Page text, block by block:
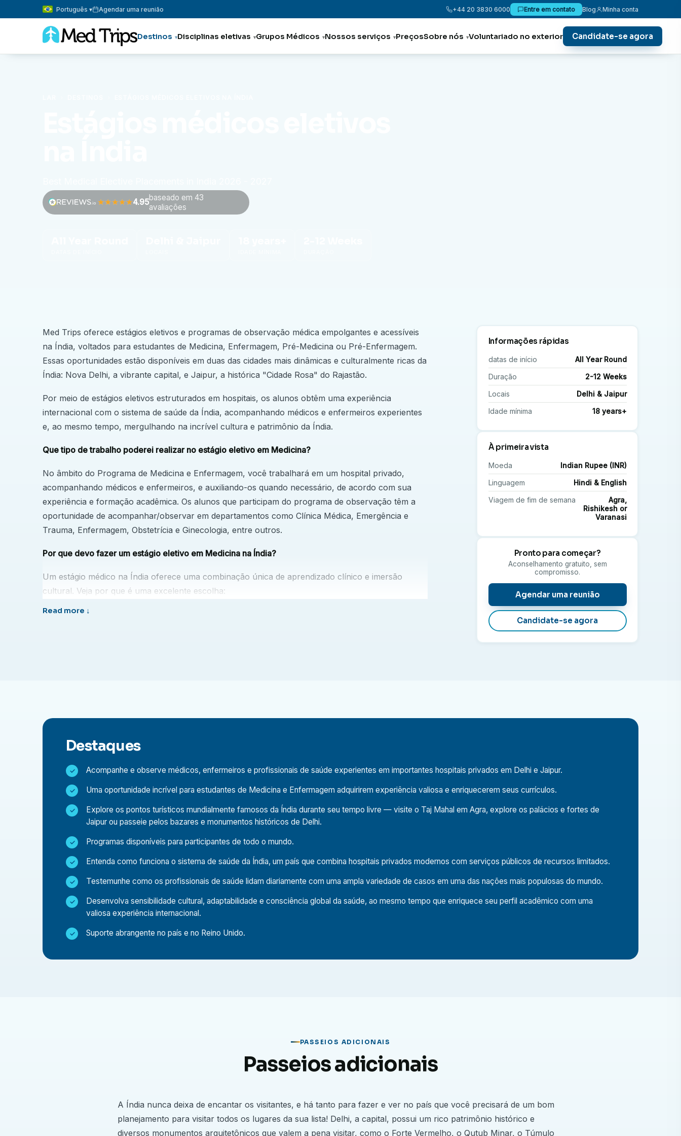
Português ▾ Agendar uma reunião +44 20 3830 6000 Entre em contato Blog Minha conta
Destinos Disciplinas eletivas Grupos Médicos Nossos serviços PreçosSobre nós Voluntariado no exterior Candidate-se agora
4.95baseado em 43
avaliações
Med Trips oferece estágios eletivos e programas de observação médica empolgantes e acessíveis
na Índia, voltados para estudantes de Medicina, Enfermagem, Pré-Medicina ou Pré-Enfermagem.
Essas oportunidades estão disponíveis em duas das cidades mais dinâmicas e culturalmente ricas da
Índia: Nova Delhi, a vibrante capital, e Jaipur, a histórica "Cidade Rosa" do Rajastão.
Por meio de estágios eletivos estruturados em hospitais, os alunos obtêm uma experiência
internacional com o sistema de saúde da Índia, acompanhando médicos e enfermeiros experientes
e, ao mesmo tempo, mergulhando na incrível cultura e patrimônio da Índia.
Que tipo de trabalho poderei realizar no estágio eletivo em Medicina?
No âmbito do Programa de Medicina e Enfermagem, você trabalhará em um hospital privado,
acompanhando médicos e enfermeiros, e auxiliando-os quando necessário, de acordo com sua
experiência e formação acadêmica. Os alunos que participam do programa de observação têm a
oportunidade de acompanhar/observar em departamentos como Clínica Médica, Emergência e
Trauma, Enfermagem, Obstetrícia e Ginecologia, entre outros.
Por que devo fazer um estágio eletivo em Medicina na Índia?
Um estágio médico na Índia oferece uma combinação única de aprendizado clínico e imersão
cultural. Veja por que é uma excelente escolha:
Obtenha visibilidade médica internacional
Entendendo o sistema de saúde em um país em desenvolvimento
pacientes de diferentes origens socioeconômicas são tratados e como os sistemas de saúde
Impulsione seu perfil profissional
Um estágio ou programa de observação internacional na Índia agrega uma valiosa experiência
global ao seu currículo, demonstrando adaptabilidade e aprendizado intercultural.
Explore a Índia além do hospital
Em seu tempo livre, descubra as maravilhas da Índia — dos monumentos históricos de Delhi
(como o Forte Vermelho e o Qutub Minar) aos palácios e fortes de Jaipur, e até mesmo viagens
de fim de semana ao Taj Mahal em Agra. Rica em cultura, gastronomia e patrimônio, a Índia
oferece uma experiência inesquecível.
Crescimento pessoal e intercâmbio cultural
Viver e trabalhar na Índia ajudará você a desenvolver resiliência, sensibilidade cultural e
habilidades de comunicação que serão benéficas tanto profissional quanto pessoalmente.
Que tipo de trabalho poderei realizar no estágio eletivo em Medicina?
Observe as práticas de um sistema de saúde que atende uma das maiores e mais diversas
Informações rápidas
datas de início
All Year Round
Duração
2-12 Weeks
Locais
Delhi & Jaipur
Idade mínima
18 years+
À primeira vista
Moeda
Indian Rupee (INR)
Linguagem
Hindi & English
Viagem de fim de semana
Agra,
Rishikesh or
Varanasi
Pronto para começar?
Aconselhamento gratuito, sem
compromisso.
Agendar uma reunião
Candidate-se agora
Destaques
Acompanhe e observe médicos, enfermeiros e profissionais de saúde experientes em importantes hospitais privados em Delhi e Jaipur.
Uma oportunidade incrível para estudantes de Medicina e Enfermagem adquirirem experiência valiosa e enriquecerem seus currículos.
Explore os pontos turísticos mundialmente famosos da Índia durante seu tempo livre — visite o Taj Mahal em Agra, explore os palácios e fortes de
Jaipur ou passeie pelos bazares e monumentos históricos de Delhi.
Programas disponíveis para participantes de todo o mundo.
Entenda como funciona o sistema de saúde da Índia, um país que combina hospitais privados modernos com serviços públicos de recursos limitados.
Testemunhe como os profissionais de saúde lidam diariamente com uma ampla variedade de casos em uma das nações mais populosas do mundo.
Desenvolva sensibilidade cultural, adaptabilidade e consciência global da saúde, ao mesmo tempo que enriquece seu perfil acadêmico com uma
valiosa experiência internacional.
Suporte abrangente no país e no Reino Unido.
PASSEIOS ADICIONAIS
Passeios adicionais
A Índia nunca deixa de encantar os visitantes, e há tanto para fazer e ver no país que você precisará de um bom
planejamento para visitar todos os lugares da sua lista! Delhi, a capital, possui um rico patrimônio histórico e
diversos monumentos arquitetônicos que valem a pena visitar, como o Forte Vermelho, o Qutub Minar, o Túmulo